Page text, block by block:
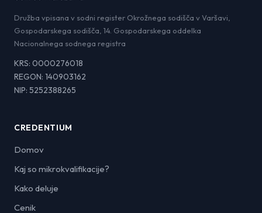
Družba vpisana v sodni register Okrožnega sodišča v Varšavi,
Gospodarskega sodišča, 14. Gospodarskega oddelka
Nacionalnega sodnega registra
KRS: 0000276018
REGON: 140903162
NIP: 5252388265
CREDENTIUM
Domov
Kaj so mikrokvalifikacije?
Kako deluje
Cenik